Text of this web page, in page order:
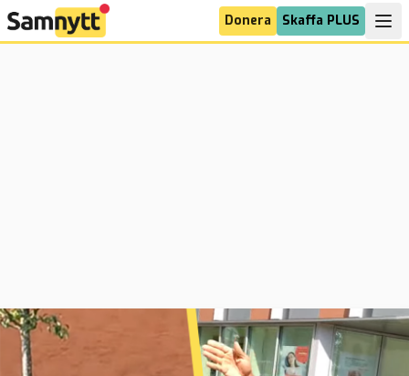
Donera Skaffa PLUS